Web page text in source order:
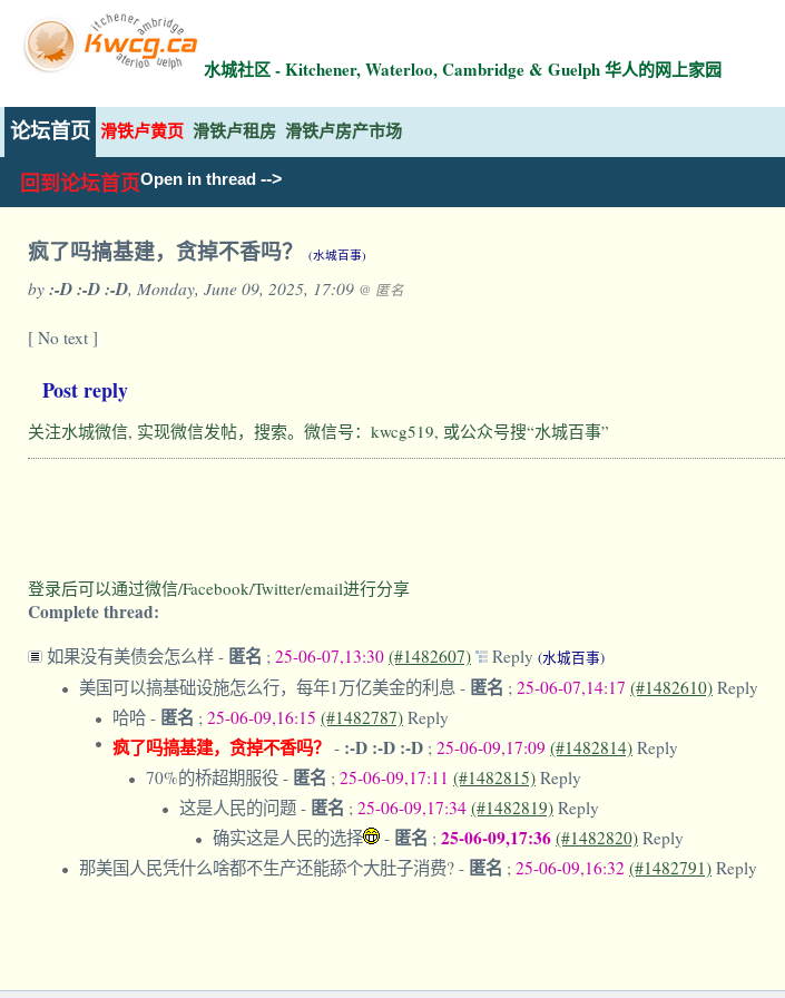
水城社区 - Kitchener, Waterloo, Cambridge & Guelph 华人的网上家园
论坛首页 滑铁卢黄页 滑铁卢租房 滑铁卢房产市场
回到论坛首页Open in thread -->
疯了吗搞基建，贪掉不香吗？ (水城百事)
by:-D :-D :-D, Monday, June 09, 2025, 17:09 @ 匿名
[ No text ]
Post reply
关注水城微信, 实现微信发帖，搜索。微信号：kwcg519, 或公众号搜“水城百事”
登录后可以通过微信/Facebook/Twitter/email进行分享
Complete thread:
如果没有美债会怎么样 - 匿名 ; 25-06-07,13:30 (#1482607) Reply (水城百事)
美国可以搞基础设施怎么行，每年1万亿美金的利息 - 匿名 ; 25-06-07,14:17 (#1482610) Reply
哈哈 - 匿名 ; 25-06-09,16:15 (#1482787) Reply
疯了吗搞基建，贪掉不香吗？ - :-D :-D :-D ; 25-06-09,17:09 (#1482814) Reply
70%的桥超期服役 - 匿名 ; 25-06-09,17:11 (#1482815) Reply
这是人民的问题 - 匿名 ; 25-06-09,17:34 (#1482819) Reply
确实这是人民的选择
- 匿名 ; 25-06-09,17:36 (#1482820) Reply
那美国人民凭什么啥都不生产还能舔个大肚子消费? - 匿名 ; 25-06-09,16:32 (#1482791) Reply